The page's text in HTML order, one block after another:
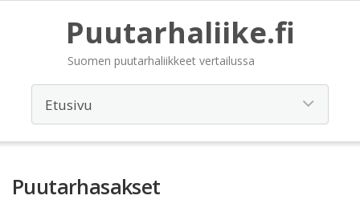
Puutarhaliike.fi
Suomen puutarhaliikkeet vertailussa
Puutarhasakset